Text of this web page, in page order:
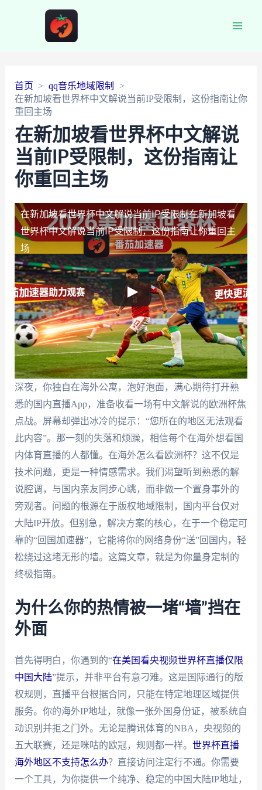
首页
qq音乐地域限制
在新加坡看世界杯中文解说当前IP受限制，这份指南让你
重回主场
在新加坡看世界杯中文解说
当前IP受限制，这份指南让
你重回主场
在新加坡看世界杯中文解说当前IP受限制在新加坡看
世界杯中文解说当前IP受限制，这份指南让你重回主
场
深夜，你独自在海外公寓，泡好泡面，满心期待打开熟
悉的国内直播App，准备收看一场有中文解说的欧洲杯焦
点战。屏幕却弹出冰冷的提示：“您所在的地区无法观看
此内容”。那一刻的失落和烦躁，相信每个在海外想看国
内体育直播的人都懂。在海外怎么看欧洲杯？这不仅是
技术问题，更是一种情感需求。我们渴望听到熟悉的解
说腔调，与国内亲友同步心跳，而非做一个置身事外的
旁观者。问题的根源在于版权地域限制，国内平台仅对
大陆IP开放。但别急，解决方案的核心，在于一个稳定可
靠的“回国加速器”，它能将你的网络身份“送”回国内，轻
松绕过这堵无形的墙。这篇文章，就是为你量身定制的
终极指南。
为什么你的热情被一堵“墙”挡在
外面
首先得明白，你遇到的“在美国看央视频世界杯直播仅限
中国大陆”提示，并非平台有意刁难。这是国际通行的版
权规则，直播平台根据合同，只能在特定地理区域提供
服务。你的海外IP地址，就像一张外国身份证，被系统自
动识别并拒之门外。无论是腾讯体育的NBA，央视频的
五大联赛，还是咪咕的欧冠，规则都一样。 世界杯直播
海外地区不支持怎么办？直接访问注定行不通。你需要
一个工具，为你提供一个纯净、稳定的中国大陆IP地址，